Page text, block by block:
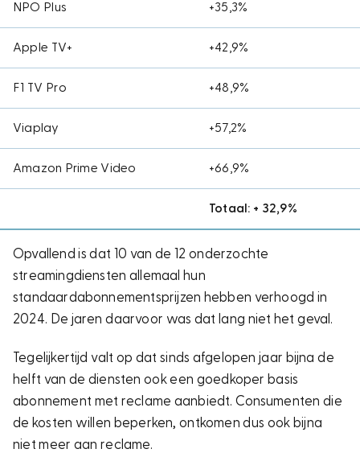
NPO Plus +35,3%
Apple TV+ +42,9%
F1 TV Pro +48,9%
Viaplay +57,2%
Amazon Prime Video +66,9%
Totaal: + 32,9%
Opvallend is dat 10 van de 12 onderzochte
streamingdiensten allemaal hun
standaardabonnementsprijzen hebben verhoogd in
2024. De jaren daarvoor was dat lang niet het geval.
Tegelijkertijd valt op dat sinds afgelopen jaar bijna de
helft van de diensten ook een goedkoper basis
abonnement met reclame aanbiedt. Consumenten die
de kosten willen beperken, ontkomen dus ook bijna
niet meer aan reclame.